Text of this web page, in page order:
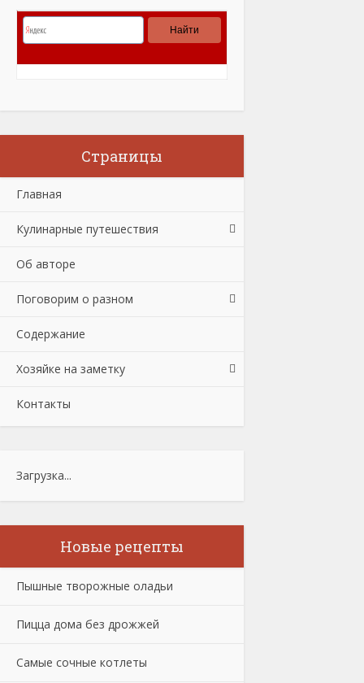
Страницы
Главная
Кулинарные путешествия
Об авторе
Поговорим о разном
Содержание
Хозяйке на заметку
Контакты
Загрузка...
Новые рецепты
Пышные творожные оладьи
Пицца дома без дрожжей
Самые сочные котлеты